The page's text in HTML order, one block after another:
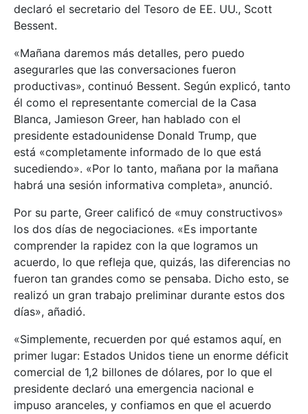
declaró el secretario del Tesoro de EE. UU., Scott
Bessent.
«Mañana daremos más detalles, pero puedo
asegurarles que las conversaciones fueron
productivas», continuó Bessent. Según explicó, tanto
él como el representante comercial de la Casa
Blanca, Jamieson Greer, han hablado con el
presidente estadounidense Donald Trump, que
está «completamente informado de lo que está
sucediendo». «Por lo tanto, mañana por la mañana
habrá una sesión informativa completa», anunció.
Por su parte, Greer calificó de «muy constructivos»
los dos días de negociaciones. «Es importante
comprender la rapidez con la que logramos un
acuerdo, lo que refleja que, quizás, las diferencias no
fueron tan grandes como se pensaba. Dicho esto, se
realizó un gran trabajo preliminar durante estos dos
días», añadió.
«Simplemente, recuerden por qué estamos aquí, en
primer lugar: Estados Unidos tiene un enorme déficit
comercial de 1,2 billones de dólares, por lo que el
presidente declaró una emergencia nacional e
impuso aranceles, y confiamos en que el acuerdo